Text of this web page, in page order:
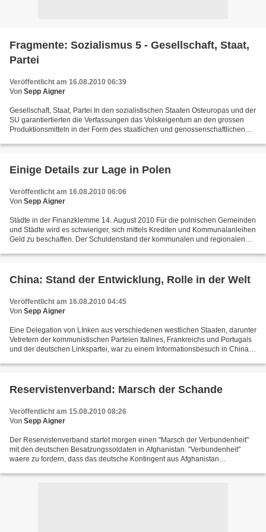
Fragmente: Sozialismus 5 - Gesellschaft, Staat,
Partei
Veröffentlicht am 16.08.2010 06:39
Von Sepp Aigner
Gesellschaft, Staat, Partei In den sozialistischen Staaten Osteuropas und der
SU garantiertierten die Verfassungen das Volskeigentum an den grossen
Produktionsmitteln in der Form des staatlichen und genossenschaftlichen
Einige Details zur Lage in Polen
Veröffentlicht am 16.08.2010 06:06
Von Sepp Aigner
Städte in der Finanzklemme 14. August 2010 Für die polnischen Gemeinden
und Städte wird es schwieriger, sich mittels Krediten und Kommunalanleihen
Geld zu beschaffen. Der Schuldenstand der kommunalen und regionalen
China: Stand der Entwicklung, Rolle in der Welt
Veröffentlicht am 16.08.2010 04:45
Von Sepp Aigner
Eine Delegation von LInken aus verschiedenen westlichen Staaten, darunter
Vetretern der kommunistischen Parteien Italines, Frankreichs und Portugals
und der deutschen Linkspartei, war zu einem Informationsbesuch in China.
Reservistenverband: Marsch der Schande
Veröffentlicht am 15.08.2010 08:26
Von Sepp Aigner
Der Reservistenverband startet morgen einen "Marsch der Verbundenheit"
mit den deutschen Besatzungssoldaten in Afghanistan. "Verbundenheit"
waere zu fordern, dass das deutsche Kontingent aus Afghanistan